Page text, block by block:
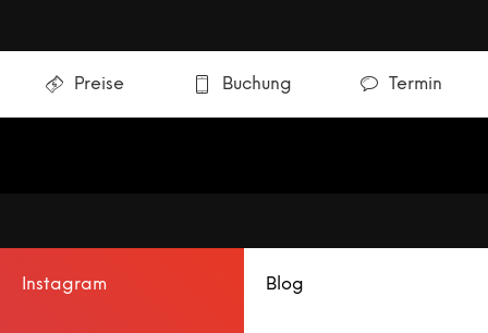
Preise Buchung Termin
Instagram Blog